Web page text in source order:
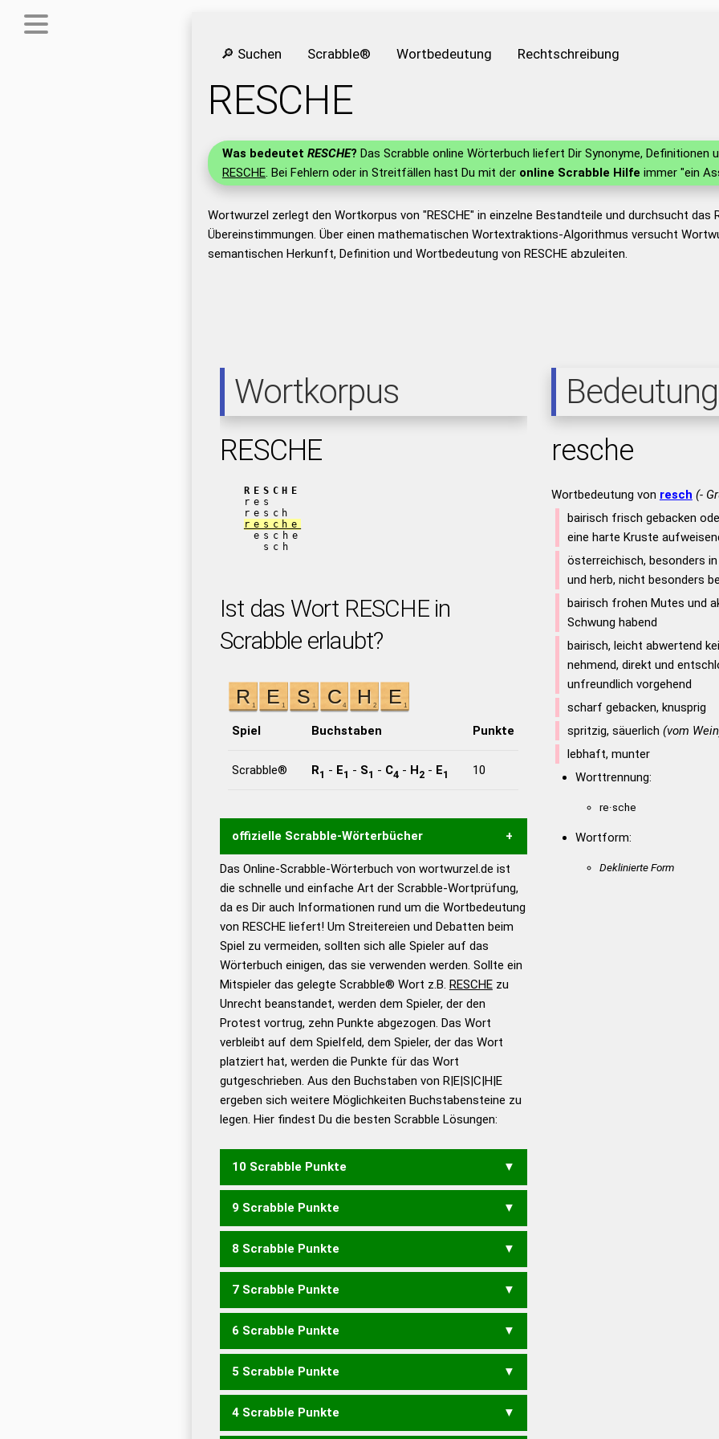
🔎 Suchen Scrabble® Wortbedeutung Rechtschreibung
RESCHE
Was bedeutet RESCHE? Das Scrabble online Wörterbuch liefert Dir Synonyme, Definitionen
RESCHE. Bei Fehlern oder in Streitfällen hast Du mit der online Scrabble Hilfe immer "ein
Wortwurzel zerlegt den Wortkorpus von "RESCHE" in einzelne Bestandteile und durchsucht
Übereinstimmungen. Über einen mathematischen Wortextraktions-Algorithmus versucht
semantischen Herkunft, Definition und Wortbedeutung von RESCHE abzuleiten.
Wortkorpus
RESCHE
RESCHE
res
resch
resche
esche
sch
Ist das Wort RESCHE in
Scrabble erlaubt?
Spiel Buchstaben Punkte
Scrabble® R1 - E1 - S1 - C4 - H2- E1 10
offizielle Scrabble-Wörterbücher
Wortwurzel liefert mit Hilfe eines semantischen
Wortanalyse-Algorithmus gute Anhaltspunkte zu
Wortbedeutung, Worttrennung und Wortform, um die
Gültigkeit eines Wortes für das Scrabble-Spiel zu
bestimmen! zugelassene Turnier Scrabble-
Wörterbücher sind:
Duden – Standardwerk in 12
Bänden
Duden – Richtiges und gutes
Deutsch
Duden – Die deutsche Grammatik
Duden – Deutsches
Universalwörterbuch
Das Online-Scrabble-Wörterbuch von wortwurzel.de ist
die schnelle und einfache Art der Scrabble-Wortprüfung,
da es Dir auch Informationen rund um die Wortbedeutung
von RESCHE liefert! Um Streitereien und Debatten beim
Spiel zu vermeiden, sollten sich alle Spieler auf das
Wörterbuch einigen, das sie verwenden werden. Sollte ein
Mitspieler das gelegte Scrabble® Wort z.B. RESCHEzu
Unrecht beanstandet, werden dem Spieler, der den
Protest vortrug, zehn Punkte abgezogen. Das Wort
verbleibt auf dem Spielfeld, dem Spieler, der das Wort
platziert hat, werden die Punkte für das Wort
gutgeschrieben. Aus den Buchstaben von R|E|S|C|H|E
ergeben sich weitere Möglichkeiten Buchstabensteine zu
legen. Hier findest Du die besten Scrabble Lösungen:
10 Scrabble Punkte
CHEERS SCHERE
9 Scrabble Punkte
ECHSE RECHE SCHER
8 Scrabble Punkte
EHEC RECH SECH
7 Scrabble Punkte
CERS
6 Scrabble Punkte
CER CES SEC HEERS
5 Scrabble Punkte
EHER EHRE HEER REHE
4 Scrabble Punkte
Bedeutung
resche
Wortbedeutung von resch (-
bairisch frisch gebacken
eine harte Kruste
österreichisch, besonders
und herb, nicht besonders
bairisch frohen Mutes und
Schwung habend
bairisch, leicht abwertend
nehmend, direkt und
unfreundlich vorgehend
scharf gebacken, knusprig
spritzig, säuerlich (vom
lebhaft, munter
Worttrennung:
re·sche
Wortform:
Deklinierte Form